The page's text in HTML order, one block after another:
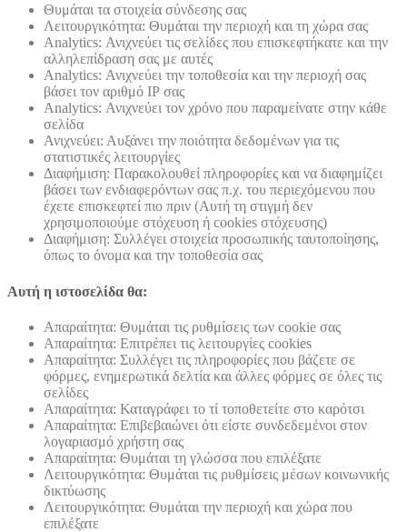
Θυμάται τα στοιχεία σύνδεσης σας
Λειτουργικότητα: Θυμάται την περιοχή και τη χώρα σας
Analytics: Ανιχνεύει τις σελίδες που επισκεφτήκατε και την
αλληλεπίδραση σας με αυτές
Analytics: Ανιχνεύει την τοποθεσία και την περιοχή σας
βάσει τον αριθμό ΙΡ σας
Analytics: Ανιχνεύει τον χρόνο που παραμείνατε στην κάθε
σελίδα
Ανιχνεύει: Αυξάνει την ποιότητα δεδομένων για τις
στατιστικές λειτουργίες
Διαφήμιση: Παρακολουθεί πληροφορίες και να διαφημίζει
βάσει των ενδιαφερόντων σας π.χ. του περιεχόμενου που
έχετε επισκεφτεί πιο πριν (Αυτή τη στιγμή δεν
χρησιμοποιούμε στόχευση ή cookies στόχευσης)
Διαφήμιση: Συλλέγει στοιχεία προσωπικής ταυτοποίησης,
όπως το όνομα και την τοποθεσία σας
Αυτή η ιστοσελίδα θα:
Απαραίτητα: Θυμάται τις ρυθμίσεις των cookie σας
Απαραίτητα: Επιτρέπει τις λειτουργίες cookies
Απαραίτητα: Συλλέγει τις πληροφορίες που βάζετε σε
φόρμες, ενημερωτικά δελτία και άλλες φόρμες σε όλες τις
σελίδες
Απαραίτητα: Καταγράφει το τί τοποθετείτε στο καρότσι
Απαραίτητα: Επιβεβαιώνει ότι είστε συνδεδεμένοι στον
λογαριασμό χρήστη σας
Απαραίτητα: Θυμάται τη γλώσσα που επιλέξατε
Λειτουργικότητα: Θυμάται τις ρυθμίσεις μέσων κοινωνικής
δικτύωσης
Λειτουργικότητα: Θυμάται την περιοχή και χώρα που
επιλέξατε